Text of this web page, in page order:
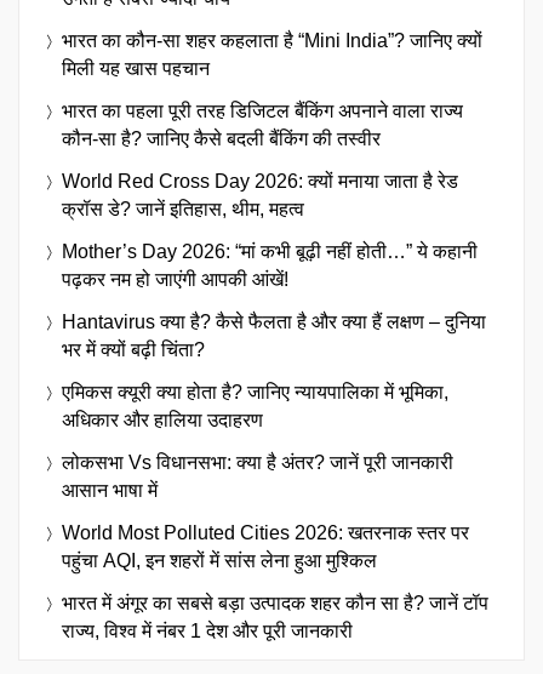
भारत का कौन-सा शहर कहलाता है “Mini India”? जानिए क्यों
मिली यह खास पहचान
भारत का पहला पूरी तरह डिजिटल बैंकिंग अपनाने वाला राज्य
कौन-सा है? जानिए कैसे बदली बैंकिंग की तस्वीर
World Red Cross Day 2026: क्यों मनाया जाता है रेड
क्रॉस डे? जानें इतिहास, थीम, महत्व
Mother’s Day 2026: “मां कभी बूढ़ी नहीं होती…” ये कहानी
पढ़कर नम हो जाएंगी आपकी आंखें!
Hantavirus क्या है? कैसे फैलता है और क्या हैं लक्षण – दुनिया
भर में क्यों बढ़ी चिंता?
एमिकस क्यूरी क्या होता है? जानिए न्यायपालिका में भूमिका,
अधिकार और हालिया उदाहरण
लोकसभा Vs विधानसभा: क्या है अंतर? जानें पूरी जानकारी
आसान भाषा में
World Most Polluted Cities 2026: खतरनाक स्तर पर
पहुंचा AQI, इन शहरों में सांस लेना हुआ मुश्किल
भारत में अंगूर का सबसे बड़ा उत्पादक शहर कौन सा है? जानें टॉप
राज्य, विश्व में नंबर 1 देश और पूरी जानकारी